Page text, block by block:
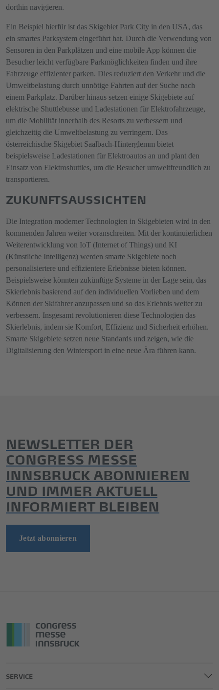
dorthin navigieren.
Ein Beispiel hierfür ist das Skigebiet Park City in den USA, das
ein smartes Parksystem eingeführt hat. Durch die Verwendung von
Sensoren in den Parkplätzen und eine mobile App können die
Besucher leicht verfügbare Parkmöglichkeiten finden und ihre
Fahrzeuge effizienter parken. Dies reduziert den Verkehr und die
Umweltbelastung durch unnötige Fahrten auf der Suche nach
einem Parkplatz. Darüber hinaus setzen einige Skigebiete auf
elektrische Shuttlebusse und Ladestationen für Elektrofahrzeuge,
um die Mobilität innerhalb des Resorts zu verbessern und
gleichzeitig die Umweltbelastung zu verringern. Das
österreichische Skigebiet Saalbach-Hinterglemm bietet
beispielsweise Ladestationen für Elektroautos an und plant den
Einsatz von Elektroshuttles, um die Besucher umweltfreundlich zu
transportieren.
ZUKUNFTSAUSSICHTEN
Die Integration moderner Technologien in Skigebieten wird in den
kommenden Jahren weiter voranschreiten. Mit der kontinuierlichen
Weiterentwicklung von IoT (Internet of Things) und KI
(Künstliche Intelligenz) werden smarte Skigebiete noch
personalisiertere und effizientere Erlebnisse bieten können.
Beispielsweise könnten zukünftige Systeme in der Lage sein, das
Skierlebnis basierend auf den individuellen Vorlieben und dem
Können der Skifahrer anzupassen und so das Erlebnis weiter zu
verbessern. Insgesamt revolutionieren diese Technologien das
Skierlebnis, indem sie Komfort, Effizienz und Sicherheit erhöhen.
Smarte Skigebiete setzen neue Standards und zeigen, wie die
Digitalisierung den Wintersport in eine neue Ära führen kann.
NEWSLETTER DER
CONGRESS MESSE
INNSBRUCK ABONNIEREN
UND IMMER AKTUELL
INFORMIERT BLEIBEN
Jetzt abonnieren
SERVICE